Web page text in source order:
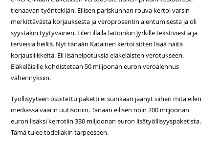
tienaavan työntekijän. Eilisen pariskunnan rouva kertoi varsin
merkittävästä korjauksesta ja veroprosentin alentumisesta ja oli
syystäkin tyytyväinen. Eilen illalla laitoinkin Jyrkille tekstiviestiä ja
terveisiä heiltä. Nyt tänään Katainen kertoi sitten lisää näitä
korjausliikkeitä. Eli lisähelpotuksia eläkeläisten verotukseen.
Eläkeläisille kohdistetaan 50 miljoonan euron veroalennus
vähennyksiin.
Työllisyyteen osoitettu paketti ei suinkaan jäänyt siihen mitä eilen
mediassa väärin uutisoitiin. Tänään eilisen noin 200 miljoonan
euron lisäksi kerrotiin 330 miljoonan euron lisätyöllisyyspaketista.
Tämä tulee todellakin tarpeeseen.